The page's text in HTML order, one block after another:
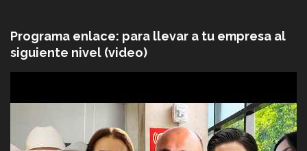
Programa enlace: para llevar a tu empresa al
siguiente nivel (video)